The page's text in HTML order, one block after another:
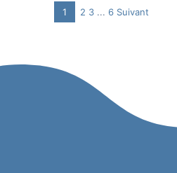
Navigation
Site
Page
1 Page
2 Page
3 ... Page
6 Suivant